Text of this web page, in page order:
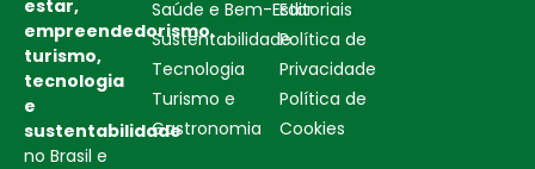
estar,
empreendedorismo,
turismo,
tecnologia
e
sustentabilidade
no Brasil e
Saúde e Bem-Estar
Sustentabilidade
Tecnologia
Turismo e
Gastronomia
Editoriais
Política de
Privacidade
Política de
Cookies